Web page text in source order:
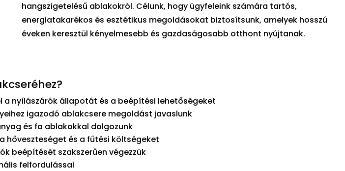
hangszigetelésű ablakokról. Célunk, hogy ügyfeleink számára tartós,
energiatakarékos és esztétikus megoldásokat biztosítsunk, amelyek hosszú
éveken keresztül kényelmesebb és gazdaságosabb otthont nyújtanak.
nyílászárók állapotát és a beépítési lehetőségeket
igazodó ablakcsere megoldást javaslunk
és fa ablakokkal dolgozunk
hőveszteséget és a fűtési költségeket
beépítését szakszerűen végezzük
felfordulással